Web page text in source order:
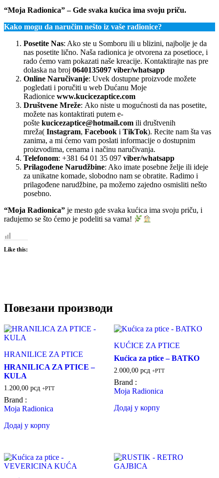
“Moja Radionica” – Gde svaka kućica ima svoju priču.
Kako mogu da naručim nešto iz vaše radionice?
Posetite Nas: Ako ste u Somboru ili u blizini, najbolje je da
nas posetite lično. Naša radionica je otvorena za posetioce, i
rado ćemo vam pokazati naše kreacije. Kontaktirajte nas pre
dolaska na broj 0640135097 viber/whatsapp
Online Naručivanje: Uvek dostupne proizvode možete
pogledati i poručiti u web Dućanu Moje
Radionice www.kucicezaptice.com
Društvene Mreže: Ako niste u mogućnosti da nas posetite,
možete nas kontaktirati putem e-
pošte kucicezaptice@hotmail.com ili društvenih
mreža( Instagram, Facebook i TikTok). Recite nam šta vas
zanima, a mi ćemo vam poslati informacije o dostupnim
proizvodima, cenama i načinu naručivanja.
Telefonom: +381 64 01 35 097 viber/whatsapp
Prilagođene Narudžbine: Ako imate posebne želje ili ideje
za unikatne komade, slobodno nam se obratite. Radimo i
prilagođene narudžbine, pa možemo zajedno osmisliti nešto
posebno.
“Moja Radionica” je mesto gde svaka kućica ima svoju priču, i
radujemo se što ćemo je podeliti sa vama!
Like this:
Повезани производи
HRANILICE ZA PTICE
HRANILICA ZA PTICE –
KULA
1.200,00 рсд +PTT
Brand :
Moja Radionica
Додај у корпу
KUĆICE ZA PTICE
Kućica za ptice – BATKO
2.000,00 рсд +PTT
Brand :
Moja Radionica
Додај у корпу